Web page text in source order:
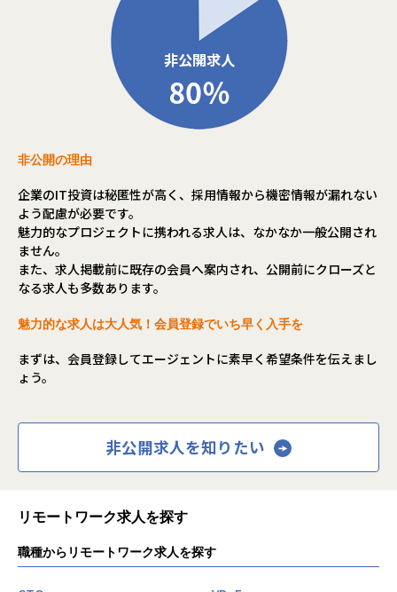
非公開の理由
企業のIT投資は秘匿性が高く、採用情報から機密情報が漏れない
よう配慮が必要です。
魅力的なプロジェクトに携われる求人は、なかなか一般公開され
ません。
また、求人掲載前に既存の会員へ案内され、公開前にクローズと
なる求人も多数あります。
魅力的な求人は大人気！会員登録でいち早く入手を
まずは、会員登録してエージェントに素早く希望条件を伝えまし
ょう。
非公開求人を知りたい
リモートワーク求人を探す
職種からリモートワーク求人を探す